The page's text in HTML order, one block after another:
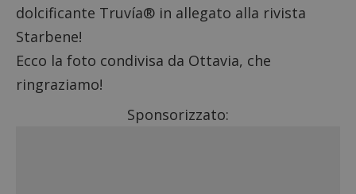
dolcificante Truvía® in allegato alla rivista
Starbene!
Ecco la foto condivisa da Ottavia, che
ringraziamo!
Sponsorizzato: